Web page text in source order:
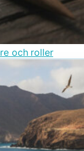
och roller